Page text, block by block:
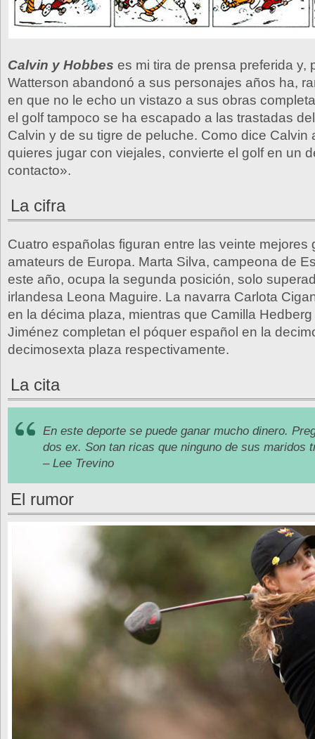
Calvin y Hobbes es mi tira de prensa preferida y,
Watterson abandonó a sus personajes años ha,
en que no le echo un vistazo a sus obras
el golf tampoco se ha escapado a las trastadas
Calvin y de su tigre de peluche. Como dice Calvin
quieres jugar con viejales, convierte el golf en un
contacto».
La cifra
Cuatro españolas figuran entre las veinte mejores
amateurs de Europa. Marta Silva, campeona de
este año, ocupa la segunda posición, solo
irlandesa Leona Maguire. La navarra Carlota
en la décima plaza, mientras que Camilla
Jiménez completan el póquer español en la
decimosexta plaza respectivamente.
La cita
En este deporte se puede ganar mucho dinero.
dos ex. Son tan ricas que ninguno de sus maridos
– Lee Trevino
El rumor